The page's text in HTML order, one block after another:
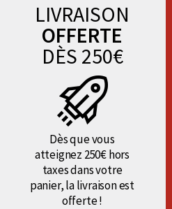
LIVRAISON
OFFERTE
DÈS 250€
Dès que vous
atteignez 250€ hors
taxes dans votre
panier, la livraison est
offerte !